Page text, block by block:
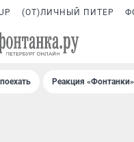
(ОТ)ЛИЧНЫЙ ПИТЕР
Реакция «Фонтанки»